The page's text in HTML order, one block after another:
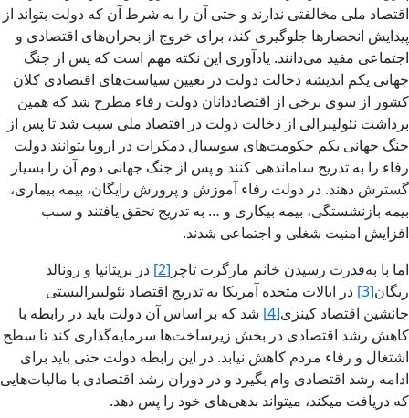
اقتصاد ملی مخالفتی ندارند و حتی آن را به شرط آن که دولت بتواند از
پیدایش انحصارها جلوگیری کند، برای خروج از بحران‌های اقتصادی و
اجتماعی مفید می‌دانند. یادآوری این نکته مهم است که پس از جنگ
جهانی یکم اندیشه دخالت دولت در تعیین سیاست‌های اقتصادی کلان
کشور از سوی برخی از اقتصاددانان دولت رفاء مطرح شد که همین
برداشت نئولیبرالی از دخالت دولت در اقتصاد ملی سبب شد تا پس از
جنگ جهانی یکم حکومت‌های سوسیال دمکرات در اروپا بتوانند دولت
رفاء را به تدریج ساماندهی کنند و پس از جنگ جهانی دوم آن را بسیار
گسترش دهند. در دولت رفاء آموزش و پرورش رایگان، بیمه بیماری،
بیمه بازنشستگی، بیمه بیکاری و … به تدریج تحقق یافتند و سبب
افزایش امنیت شغلی و اجتماعی شدند.
اما با به‌قدرت رسیدن خانم مارگرت تاچر [2]
در بریتانیا و رونالد
ریگان[3]
در ایالات متحده آمریکا به تدریج اقتصاد نئولیبرالیستی
جانشین اقتصاد کینزی[4]
شد که بر اساس آن دولت باید در رابطه با
کاهش رشد اقتصادی در بخش زیرساخت‌ها سرمایه‌گذاری کند تا سطح
اشتغال و رفاء مردم کاهش نیابد. در این رابطه دولت حتی باید برای
ادامه رشد اقتصادی وام بگیرد و در دوران رشد اقتصادی با مالیات‌هایی
که دریافت میکند، میتواند بدهی‌های خود را پس دهد.